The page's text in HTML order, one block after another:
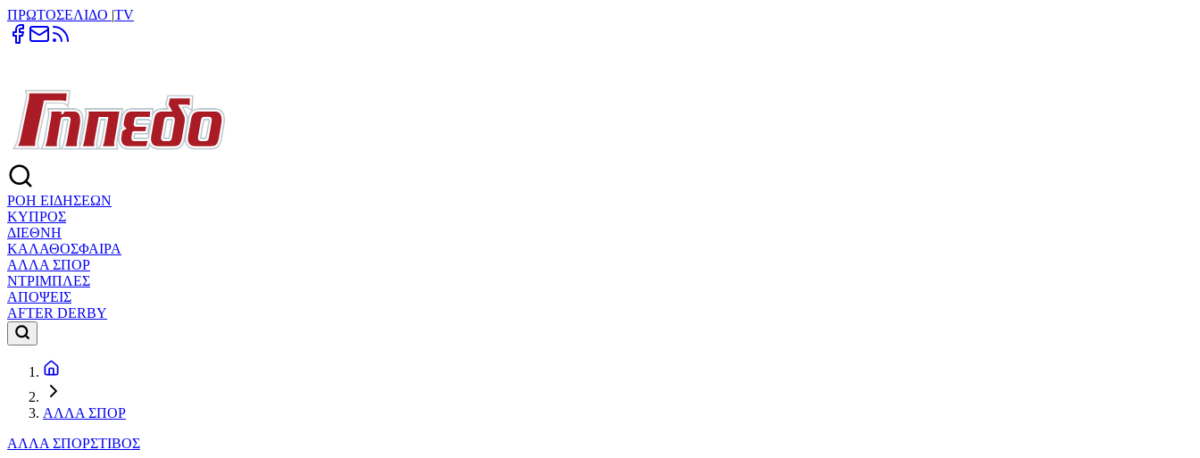
ΠΡΩΤΟΣΕΛΙΔΟ |TV
ΡΟΗ ΕΙΔΗΣΕΩΝ
ΚΥΠΡΟΣ
ΔΙΕΘΝΗ
ΚΑΛΑΘΟΣΦΑΙΡΑ
ΑΛΛΑ ΣΠΟΡ
ΝΤΡΙΜΠΛΕΣ
ΑΠΟΨΕΙΣ
AFTER DERBY
ΑΛΛΑ ΣΠΟΡ
ΑΛΛΑ ΣΠΟΡΣΤΙΒΟΣ